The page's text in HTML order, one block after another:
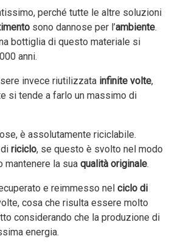
perché tutte le altre soluzioni
sono dannose per l’ambiente.
bottiglia di questo materiale si
anni.
invece riutilizzata infinite volte,
si tende a farlo un massimo di
è assolutamente riciclabile.
riciclo, se questo è svolto nel modo
mantenere la sua qualità originale.
e reimmesso nel ciclo di
cosa che risulta essere molto
considerando che la produzione di
energia.